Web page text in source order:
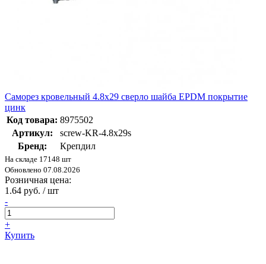
Саморез кровельный 4.8х29 сверло шайба EPDM покрытие
цинк
Код товара: 8975502
Артикул:
screw-KR-4.8х29s
Бренд:
Крепдил
На складе 17148 шт
Обновлено 07.08.2026
Розничная цена:
1.64 руб. / шт
-
+
Купить